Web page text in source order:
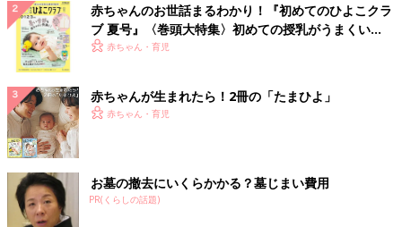
内のお土産店に置いてあります。
もりもとのハスカップジュエリー
赤ちゃんのお世話まるわかり！『初めてのひよこクラ
ブ 夏号』〈巻頭大特集〉初めての授乳がうまくい
く！ おっぱい・ミルクの基本と夏のトラブル 解決テ
赤ちゃん・育児
赤ちゃんが生まれたら！2冊の「たまひよ」
赤ちゃん・育児
お墓の撤去にいくらかかる？墓じまい費用
PR(くらしの話題)